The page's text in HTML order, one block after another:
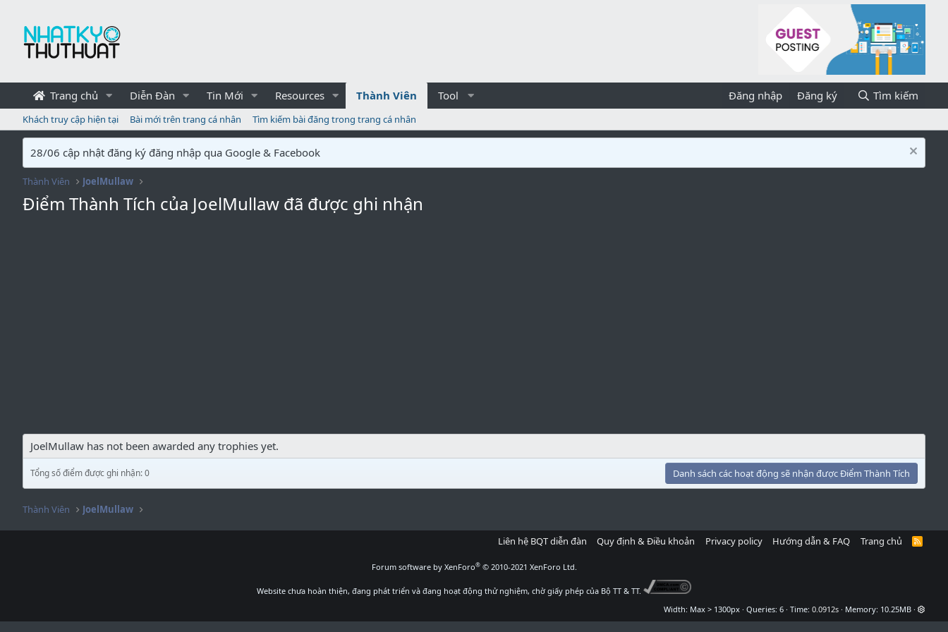
Trang chủ Diễn Đàn Tin Mới Resources Thành Viên Tool Đăng nhập Đăng ký Tìm kiếm
Khách truy cập hiện tại Bài mới trên trang cá nhân Tìm kiếm bài đăng trong trang cá nhân
28/06 cập nhật đăng ký đăng nhập qua Google & Facebook
Thành Viên JoelMullaw
Điểm Thành Tích của JoelMullaw đã được ghi nhận
JoelMullaw has not been awarded any trophies yet.
Tổng số điểm được ghi nhận: 0 Danh sách các hoạt động sẽ nhận được Điểm Thành Tích
Thành Viên JoelMullaw
Liên hệ BQT diễn đàn Quy định & Điều khoản Privacy policy Hướng dẫn & FAQ Trang chủ
R
Forum software by XenForo® © 2010-2021 XenForo Ltd.
Website chưa hoàn thiện, đang phát triển và đang hoạt động thử nghiệm, chờ giấy phép của Bộ TT & TT.
Width
Queries 6 Time 0.0912s Memory 10.25MB